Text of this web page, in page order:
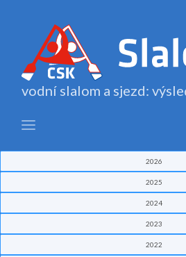
vodní slalom a sjezd:
2026
2025
2024
2023
2022